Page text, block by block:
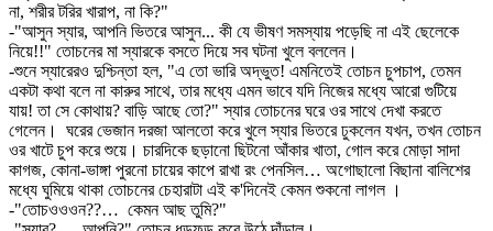
না, শরীর টরির খারাপ, না কি?"
-"আসুন স্যার, আপনি ভিতরে আসুন... কী যে ভীষণ সমস্যায় পড়েছি না এই ছেলেকে
নিয়ে!!" তোচনের মা স্যারকে বসতে দিয়ে সব ঘটনা খুলে বললেন।
-শুনে স্যারেরও দুশ্চিন্তা হল, "এ তো ভারি অদ্ভুত! এমনিতেই তোচন চুপচাপ, তেমন
একটা কথা বলে না কারুর সাথে, তার মধ্যে এমন ভাবে যদি নিজের মধ্যে আরো গুটিয়ে
যায়! তা সে কোথায়? বাড়ি আছে তো?" স্যার তোচনের ঘরে ওর সাথে দেখা করতে
গেলেন। ঘরের ভেজান দরজা আলতো করে খুলে স্যার ভিতরে ঢুকলেন যখন, তখন তোচন
ওর খাটে চুপ করে শুয়ে। চারদিকে ছড়ানো ছিটনো আঁকার খাতা, গোল করে মোড়া সাদা
কাগজ, কোনা-ভাঙ্গা পুরনো চায়ের কাপে রাখা রং পেনসিল… অগোছালো বিছানা বালিশের
মধ্যে ঘুমিয়ে থাকা তোচনের চেহারাটা এই ক'দিনেই কেমন শুকনো লাগল ।
-"তোচওওওন??… কেমন আছ তুমি?"